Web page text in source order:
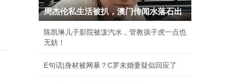
周杰伦私生活被扒，澳门传闻水落石出
陈凯琳儿子影院被泼汽水，管教孩子虎一点也
无妨！
E句话|身材被网暴？C罗未婚妻疑似回应了